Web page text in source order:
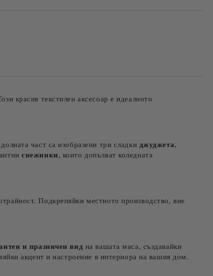
красив текстилен аксесоар е идеалното
част са изобразени три сладки джуджета,
снежинки, които допълват коледната
Подкрепяйки местното производство, вие
и празничен вид на вашата маса, създавайки
акцент и настроение в интериора на вашия дом.